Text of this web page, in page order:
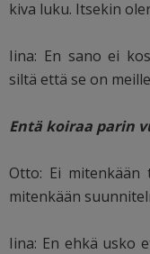
kiva luku. Itsekin
Iina: En sano ei
siltä että se on
Entä koiraa parin
Otto: Ei mitenkään
mitenkään
Iina: En ehkä usko